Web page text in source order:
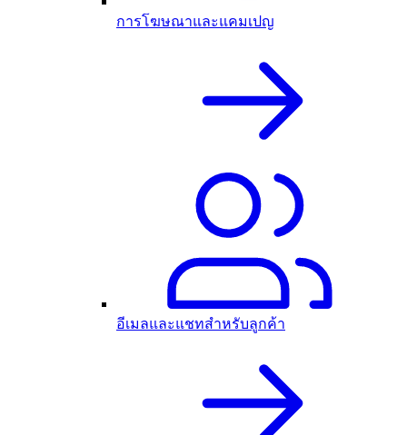
การโฆษณาและแคมเปญ
อีเมลและแชทสำหรับลูกค้า